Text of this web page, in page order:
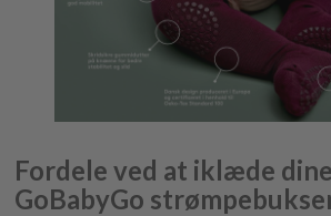
Fordele ved at iklæde
GoBabyGo